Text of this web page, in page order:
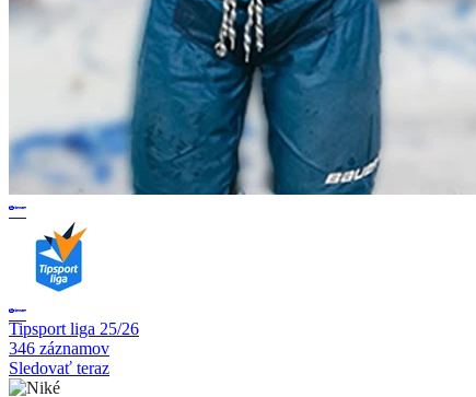
Tipsport liga 25/26
346 záznamov
Sledovať teraz